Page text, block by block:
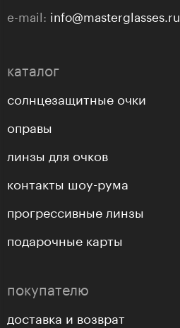
e-mail: info@masterglasses.ru
каталог
солнцезащитные очки
оправы
линзы для очков
контакты шоу-рума
прогрессивные линзы
подарочные карты
покупателю
доставка и возврат